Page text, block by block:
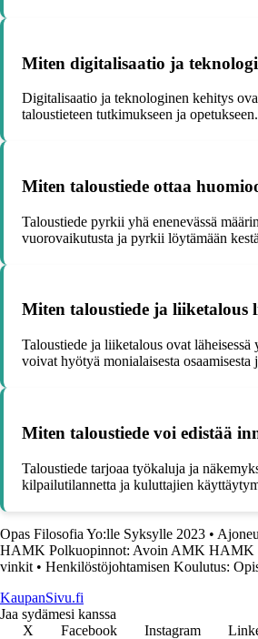
Miten digitalisaatio ja
Digitalisaatio ja teknologinen kehitys
taloustieteen tutkimukseen ja opetukseen.
Miten taloustiede ottaa
Taloustiede pyrkii yhä enenevässä
vuorovaikutusta ja pyrkii löytämään
Miten taloustiede ja liiketalous
Taloustiede ja liiketalous ovat
voivat hyötyä monialaisesta
Miten taloustiede voi edistää
Taloustiede tarjoaa työkaluja ja
kilpailutilannetta ja kuluttajien
Opas Filosofia Yo:lle Syksylle 2023 •
HAMK Polkuopinnot: Avoin AMK HAMK
vinkit • Henkilöstöjohtamisen Koulutus:
KaupanSivu.fi
Jaa sydämesi kanssa
X
Facebook Instagram